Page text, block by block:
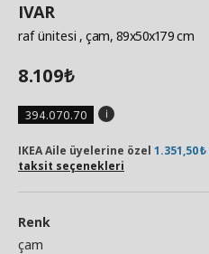
IVAR
raf ünitesi , çam, 89x50x179 cm
8.109₺
394.070.70
IKEA Aile üyelerine özel
taksit seçenekleri
Renk
çam